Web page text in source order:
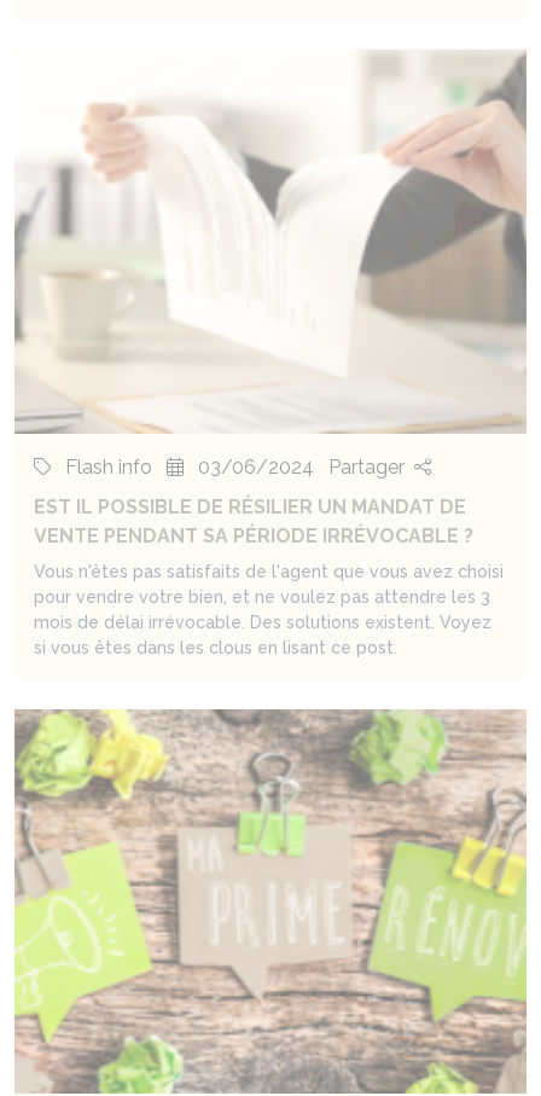
Flash info 03/06/2024
Partager
EST IL POSSIBLE DE RÉSILIER UN MANDAT DE
VENTE PENDANT SA PÉRIODE IRRÉVOCABLE ?
Vous n'êtes pas satisfaits de l'agent que vous avez choisi
pour vendre votre bien, et ne voulez pas attendre les 3
mois de délai irrévocable. Des solutions existent. Voyez
si vous êtes dans les clous en lisant ce post.